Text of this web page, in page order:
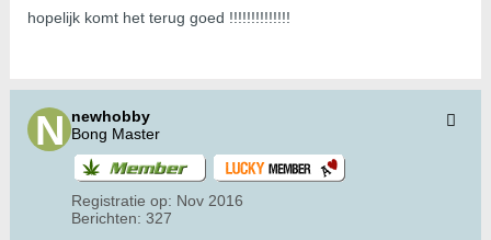
hopelijk komt het terug goed !!!!!!!!!!!!!!
newhobby
Bong Master
Registratie op: Nov 2016
Berichten: 327